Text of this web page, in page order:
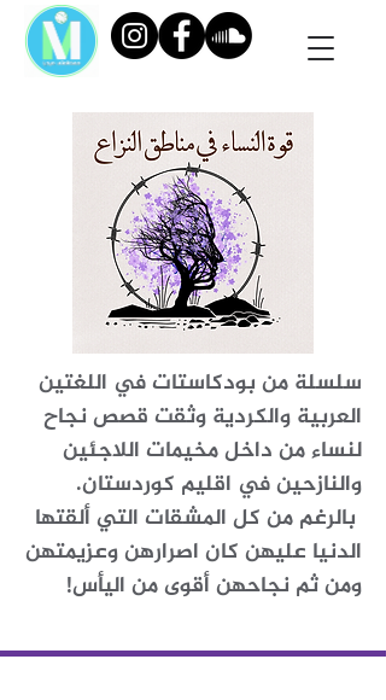
سلسلة من بودكاستات في اللغتين
العربية والكردية وثقت قصص نجاح
لنساء من داخل مخيمات اللاجئين
والنازحين في اقليم كوردستان.
بالرغم من كل المشقات التي ألقتها
الدنيا عليهن كان اصرارهن وعزيمتهن
ومن ثم نجاحهن أقوى من اليأس!